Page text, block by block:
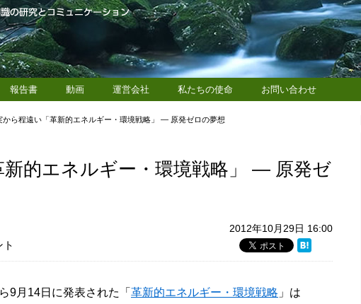
報告書 動画 運営会社 私たちの使命 お問い合わせ
から程遠い「革新的エネルギー・環境戦略」 — 原発ゼロの夢想
的エネルギー・環境戦略」 — 原発ゼ
2012年10月29日 16:00
9月14日に発表された「 革新的エネルギー・環境戦略 」は